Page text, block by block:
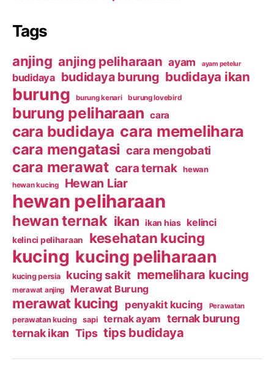
Tags
anjing anjing peliharaan ayam ayam petelur
budidaya budidaya burung budidaya ikan
burung burung kenari burung lovebird
burung peliharaan cara
cara budidaya cara memelihara
cara mengatasi cara mengobati
cara merawat cara ternak hewan
hewan kucing Hewan Liar
hewan peliharaan
hewan ternak ikan ikan hias kelinci
kelinci peliharaan kesehatan kucing
kucing kucing peliharaan
kucing persia kucing sakit memelihara kucing
merawat anjing Merawat Burung
merawat kucing penyakit kucing Perawatan
perawatan kucing sapi ternak ayam ternak burung
ternak ikan Tips tips budidaya